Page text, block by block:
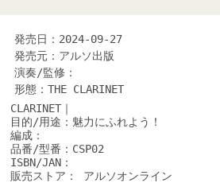
発売日：2024-09-27
発売元：アルソ出版
演奏/監修：
形態：THE CLARINET
CLARINET｜
目的/用途：魅力にふれよう！
編成：
品番/型番：CSP02
ISBN/JAN：
販売ストア： アルソオンライン